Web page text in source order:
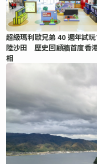
超級瑪利歐兄弟 40 週年試
陸沙田 歷史回顧牆首度香
相